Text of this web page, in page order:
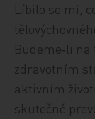
Líbilo se mi,
Budeme‑li
zdravotním
aktivním
skutečné